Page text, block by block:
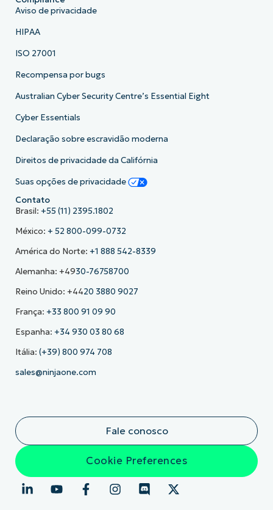
Aviso de privacidade
HIPAA
ISO 27001
Recompensa por bugs
Australian Cyber Security Centre’s Essential Eight
Cyber Essentials
Declaração sobre escravidão moderna
Direitos de privacidade da Califórnia
Suas opções de privacidade
Contato
Brasil: +55 (11) 2395.1802
México: + 52 800-099-0732
América do Norte: +1 888 542-8339
Alemanha: +4930-76758700
Reino Unido: +4420 3880 9027
França: +33 800 91 09 90
Espanha: +34 930 03 80 68
Itália: (+39) 800 974 708
sales@ninjaone.com
Fale conosco
Cookie Preferences